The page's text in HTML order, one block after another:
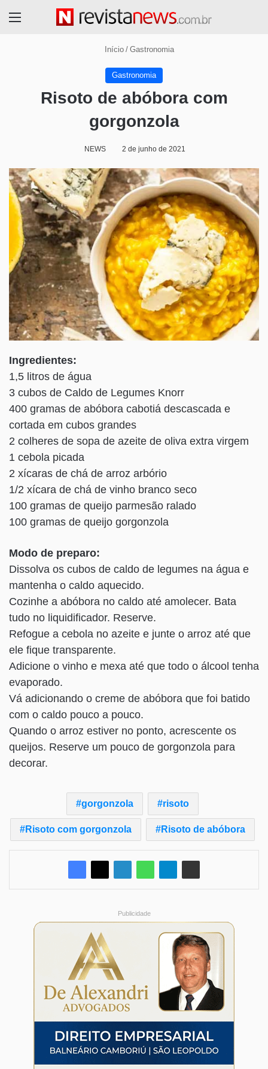
Início / Gastronomia
Gastronomia
Risoto de abóbora com
gorgonzola
NEWS 2 de junho de 2021
Ingredientes:
1,5 litros de água
3 cubos de Caldo de Legumes Knorr
400 gramas de abóbora cabotiá descascada e
cortada em cubos grandes
2 colheres de sopa de azeite de oliva extra virgem
1 cebola picada
2 xícaras de chá de arroz arbório
1/2 xícara de chá de vinho branco seco
100 gramas de queijo parmesão ralado
100 gramas de queijo gorgonzola
Modo de preparo:
Dissolva os cubos de caldo de legumes na água e
mantenha o caldo aquecido.
Cozinhe a abóbora no caldo até amolecer. Bata
tudo no liquidificador. Reserve.
Refogue a cebola no azeite e junte o arroz até que
ele fique transparente.
Adicione o vinho e mexa até que todo o álcool tenha
evaporado.
Vá adicionando o creme de abóbora que foi batido
com o caldo pouco a pouco.
Quando o arroz estiver no ponto, acrescente os
queijos. Reserve um pouco de gorgonzola para
decorar.
gorgonzola risoto
Risoto com gorgonzola Risoto de abóbora
Publicidade